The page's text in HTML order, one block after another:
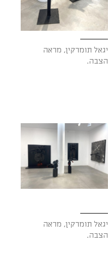
יגאל תומרקין, מראה
הצבה.
יגאל תומרקין, מראה
הצבה.